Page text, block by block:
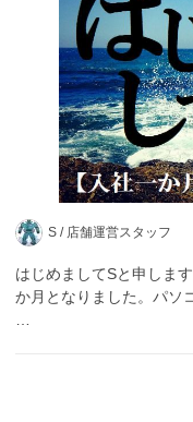
S / 店舗運営スタッフ
はじめましてSと申しま
か月となりました。パソ